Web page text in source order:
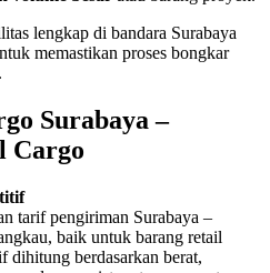
lengkap di bandara Surabaya
memastikan proses bongkar
Surabaya –
Cargo
tarif pengiriman Surabaya –
baik untuk barang retail
dihitung berdasarkan berat,